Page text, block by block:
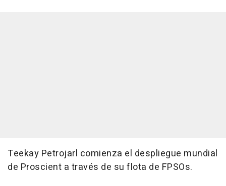
Teekay Petrojarl comienza el despliegue mundial
de Proscient a través de su flota de FPSOs.